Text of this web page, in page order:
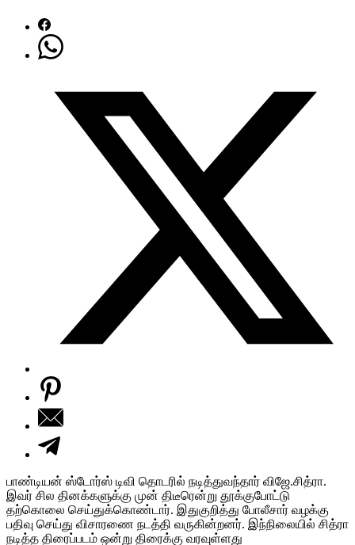
பாண்டியன் ஸ்டோர்ஸ் டிவி தொடரில் நடித்துவந்தார் விஜே.சித்ரா.
இவர் சில தினக்களுக்கு முன் திடீரென்று தூக்குபோட்டு
தற்கொலை செய்துக்கொண்டார். இதுகுறித்து போலீசார் வழக்கு
பதிவு செய்து விசாரணை நடத்தி வருகின்றனர். இந்நிலையில் சித்ரா
நடித்த திரைப்படம் ஒன்று திரைக்கு வரவுள்ளது